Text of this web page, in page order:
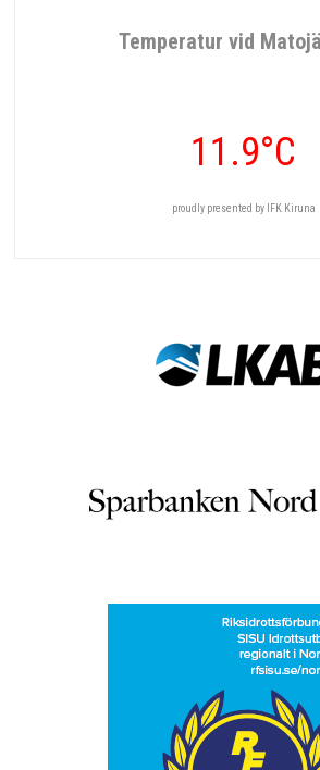
Temperatur vid
11.9°C
proudly presented by IFK Kiruna